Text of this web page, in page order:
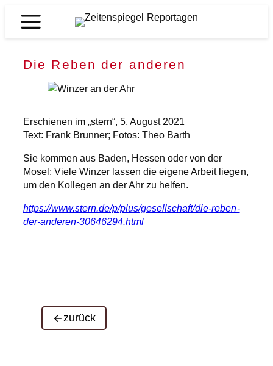
Inhalt
Zeitenspiegel
Die Reben der anderen
Erschienen im „stern“, 5. August 2021
Text: Frank Brunner; Fotos: Theo Barth
Sie kommen aus Baden, Hessen oder von der
Mosel: Viele Winzer lassen die eigene Arbeit liegen,
um den Kollegen an der Ahr zu helfen.
https://www.stern.de/p/plus/gesellschaft/die-reben-
der-anderen-30646294.html
zurück